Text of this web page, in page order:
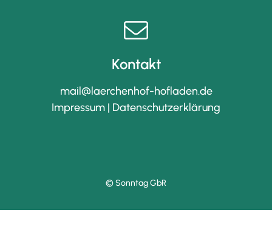
Kontakt
mail@laerchenhof-hofladen.de
Impressum | Datenschutzerklärung
© Sonntag GbR